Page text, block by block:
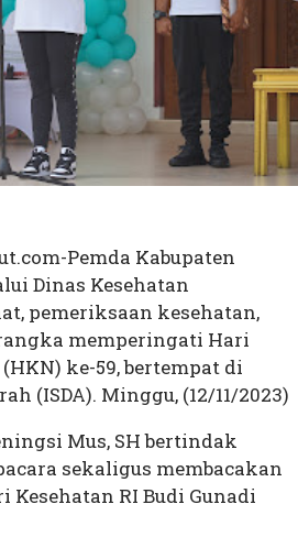
Pemda Kabupaten
Dinas Kesehatan
pemeriksaan kesehatan,
memperingati Hari
ke-59, bertempat di
(ISDA). Minggu, (12/11/2023)
Mus, SH bertindak
sekaligus membacakan
RI Budi Gunadi